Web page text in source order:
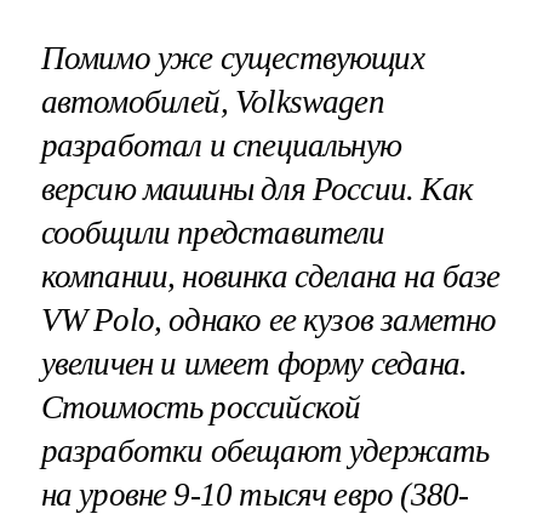
Помимо уже существующих
автомобилей, Volkswagen
разработал и специальную
версию машины для России. Как
сообщили представители
компании, новинка сделана на базе
VW Polo, однако ее кузов заметно
увеличен и имеет форму седана.
Стоимость российской
разработки обещают удержать
на уровне 9-10 тысяч евро (380-